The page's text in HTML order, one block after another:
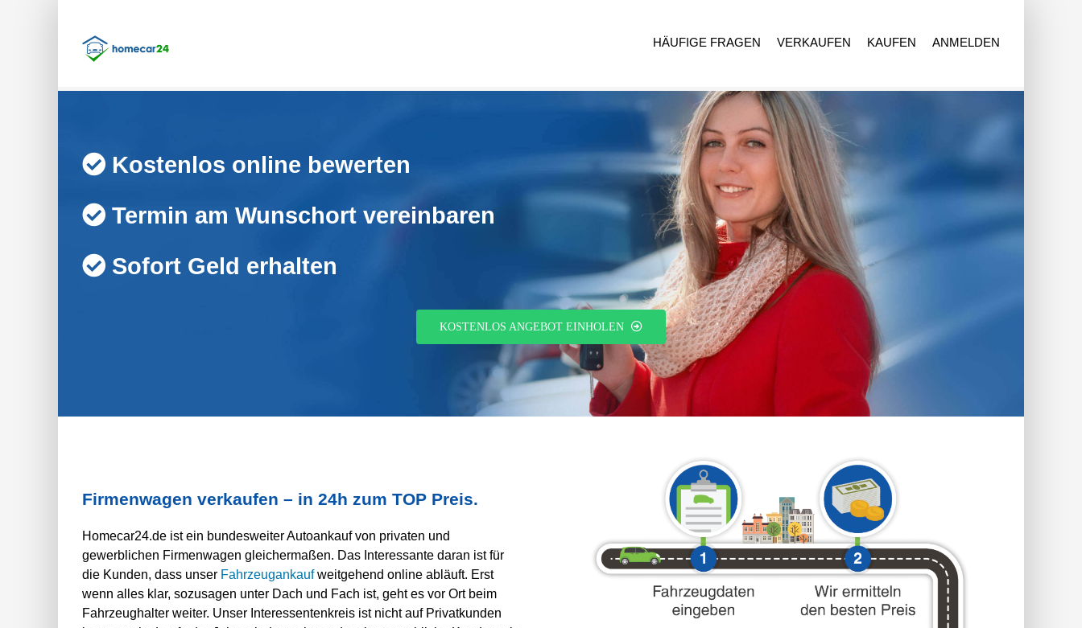
HÄUFIGE FRAGEN VERKAUFEN KAUFEN ANMELDEN
Kostenlos online bewerten
Termin am Wunschort vereinbaren
Sofort Geld erhalten
KOSTENLOS ANGEBOT EINHOLEN
Firmenwagen verkaufen – in 24h zum TOP Preis.
Homecar24.de ist ein bundesweiter Autoankauf von privaten und
gewerblichen Firmenwagen gleichermaßen. Das Interessante daran ist für
die Kunden, dass unser Fahrzeugankaufweitgehend online abläuft. Erst
wenn alles klar, sozusagen unter Dach und Fach ist, geht es vor Ort beim
Fahrzeughalter weiter. Unser Interessentenkreis ist nicht auf Privatkunden